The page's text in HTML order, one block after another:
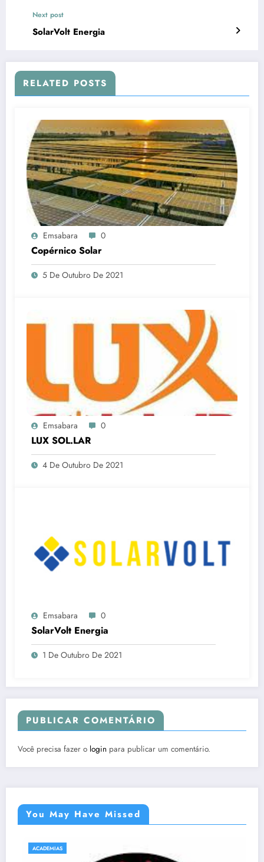
Next post
SolarVolt Energia
RELATED POSTS
Emsabara 0
Copérnico Solar
5 De Outubro De 2021
Emsabara 0
LUX SOL.LAR
4 De Outubro De 2021
Emsabara 0
SolarVolt Energia
1 De Outubro De 2021
PUBLICAR COMENTÁRIO
Você precisa fazer o login para publicar um comentário.
You May Have Missed